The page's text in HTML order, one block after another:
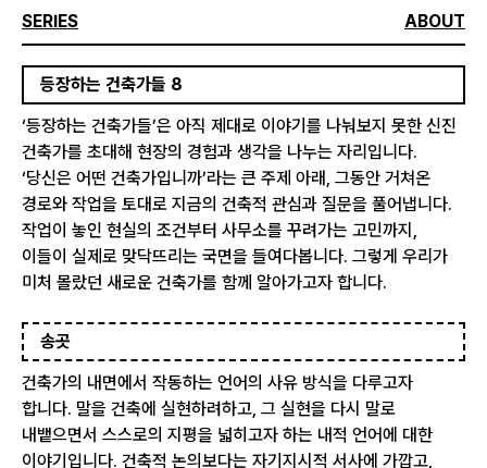
SERIES ABOUT
등장하는 건축가들 8
‘등장하는 건축가들’은 아직 제대로 이야기를 나눠보지 못한 신진
건축가를 초대해 현장의 경험과 생각을 나누는 자리입니다.
‘당신은 어떤 건축가입니까’라는 큰 주제 아래, 그동안 거쳐온
경로와 작업을 토대로 지금의 건축적 관심과 질문을 풀어냅니다.
작업이 놓인 현실의 조건부터 사무소를 꾸려가는 고민까지,
이들이 실제로 맞닥뜨리는 국면을 들여다봅니다. 그렇게 우리가
미처 몰랐던 새로운 건축가를 함께 알아가고자 합니다.
송곳
건축가의 내면에서 작동하는 언어의 사유 방식을 다루고자
합니다. 말을 건축에 실현하려하고, 그 실현을 다시 말로
내뱉으면서 스스로의 지평을 넓히고자 하는 내적 언어에 대한
이야기입니다. 건축적 논의보다는 자기지시적 서사에 가깝고,